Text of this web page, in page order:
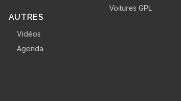
AUTRES
Vidéos
Agenda
Voitures GPL